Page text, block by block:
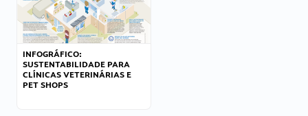
INFOGRÁFICO:
SUSTENTABILIDADE PARA
CLÍNICAS VETERINÁRIAS E
PET SHOPS